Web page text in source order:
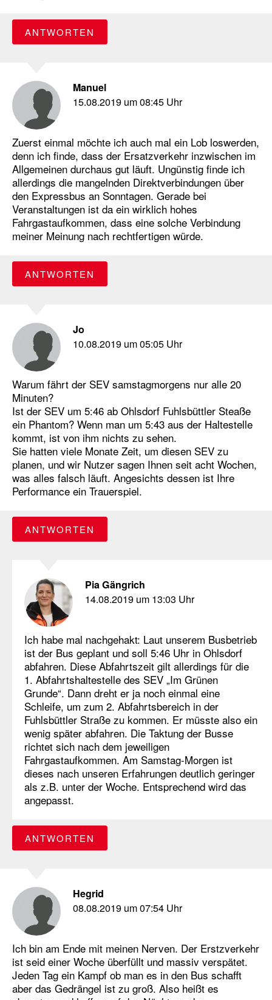
ANTWORTEN
Manuel
15.08.2019 um 08:45 Uhr
Zuerst einmal möchte ich auch mal ein Lob loswerden,
denn ich finde, dass der Ersatzverkehr inzwischen im
Allgemeinen durchaus gut läuft. Ungünstig finde ich
allerdings die mangelnden Direktverbindungen über
den Expressbus an Sonntagen. Gerade bei
Veranstaltungen ist da ein wirklich hohes
Fahrgastaufkommen, dass eine solche Verbindung
meiner Meinung nach rechtfertigen würde.
ANTWORTEN
Jo
10.08.2019 um 05:05 Uhr
Warum fährt der SEV samstagmorgens nur alle 20
Minuten?
Ist der SEV um 5:46 ab Ohlsdorf Fuhlsbüttler Steaße
ein Phantom? Wenn man um 5:43 aus der Haltestelle
kommt, ist von ihm nichts zu sehen.
Sie hatten viele Monate Zeit, um diesen SEV zu
planen, und wir Nutzer sagen Ihnen seit acht Wochen,
was alles falsch läuft. Angesichts dessen ist Ihre
Performance ein Trauerspiel.
ANTWORTEN
Pia Gängrich
14.08.2019 um 13:03 Uhr
Ich habe mal nachgehakt: Laut unserem Busbetrieb
ist der Bus geplant und soll 5:46 Uhr in Ohlsdorf
abfahren. Diese Abfahrtszeit gilt allerdings für die
1. Abfahrtshaltestelle des SEV „Im Grünen
Grunde“. Dann dreht er ja noch einmal eine
Schleife, um zum 2. Abfahrtsbereich in der
Fuhlsbüttler Straße zu kommen. Er müsste also ein
wenig später abfahren. Die Taktung der Busse
richtet sich nach dem jeweiligen
Fahrgastaufkommen. Am Samstag-Morgen ist
dieses nach unseren Erfahrungen deutlich geringer
als z.B. unter der Woche. Entsprechend wird das
angepasst.
ANTWORTEN
Hegrid
08.08.2019 um 07:54 Uhr
Ich bin am Ende mit meinen Nerven. Der Erstzverkehr
ist seid einer Woche überfüllt und massiv verspätet.
Jeden Tag ein Kampf ob man es in den Bus schafft
aber das Gedrängel ist zu groß. Also heißt es